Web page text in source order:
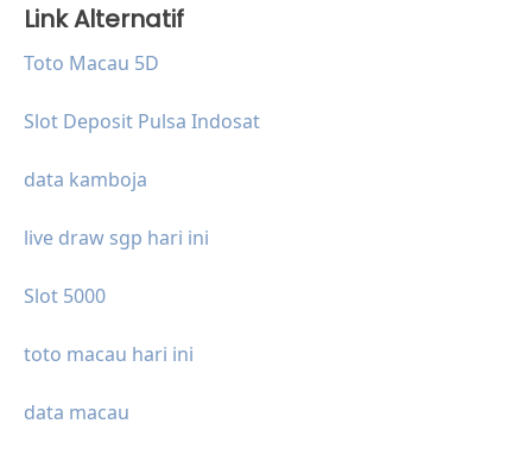
Link Alternatif
Toto Macau 5D
Slot Deposit Pulsa Indosat
data kamboja
live draw sgp hari ini
Slot 5000
toto macau hari ini
data macau